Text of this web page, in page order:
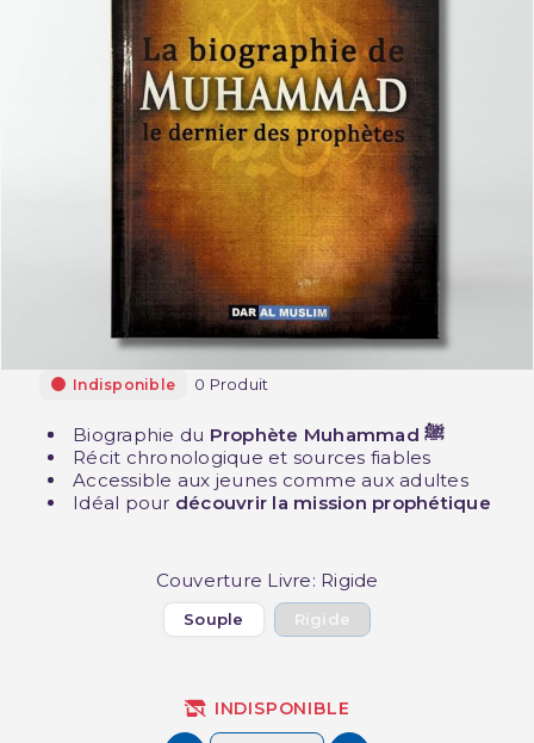
Indisponible 0 Produit
Biographie du
Prophète Muhammad ﷺ
Récit chronologique et sources fiables
Accessible aux jeunes comme aux adultes
Idéal pour découvrir la mission prophétique
Couverture Livre: Rigide
Souple Rigide
INDISPONIBLE